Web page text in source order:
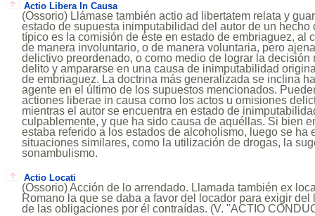
Actio Libera In Causa
(Ossorio) Llámase también actio ad libertatem relata y
estado de supuesta inimputabilidad del autor de un
típico es la comisión de éste en estado de embriaguez, al
de manera involuntario, o de manera voluntaria, pero
delictivo preordenado, o como medio de lograr la
delito y ampararse en una causa de inimputabilidad
de embriaguez. La doctrina más generalizada se inclina
agente en el último de los supuestos mencionados.
actiones liberae in causa como los actos u omisiones
mientras el autor se encuentra en estado de
culpablemente, y que ha sido causa de aquéllas. Si bien
estaba referido a los estados de alcoholismo, luego se ha
situaciones similares, como la utilización de drogas, la
sonambulismo.
Actio Locati
(Ossorio) Acción de lo arrendado. Llamada también ex
Romano la que se daba a favor del locador para exigir
de las obligaciones por él contraídas. (V. "ACTIO